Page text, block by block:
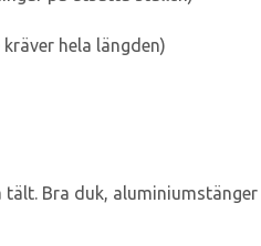
hela längden)
Bra duk,